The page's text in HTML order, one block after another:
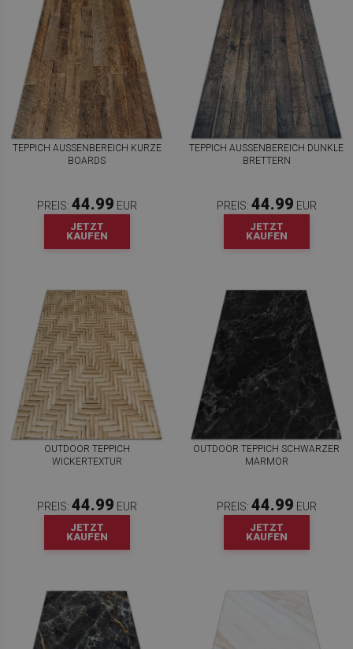
TEPPICH AUSSENBEREICH KURZE B
OARDS
PREIS: 44.99 EUR
JETZT
KAUFEN
TEPPICH AUSSENBEREICH DUNKLE B
RETTERN
PREIS: 44.99 EUR
JETZT
KAUFEN
OUTDOOR TEPPICH
WICKERTEXTUR
PREIS: 44.99 EUR
JETZT
KAUFEN
OUTDOOR TEPPICH SCHWARZER
MARMOR
PREIS: 44.99 EUR
JETZT
KAUFEN